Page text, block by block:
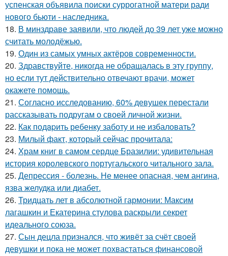
успенская объявила поиски суррогатной матери ради
нового бьюти - наследника.
18. В минздраве заявили, что людей до 39 лет уже можно
считать молодёжью.
19. Один из самых умных актёров современности.
20. Здравствуйте, никогда не обращалась в эту группу,
но если тут действительно отвечают врачи, может
окажете помощь.
21. Согласно исследованию, 60% девушек перестали
рассказывать подругам о своей личной жизни.
22. Как подapить ребенку заботу и не избаловать?
23. Милый факт, который сейчас прочитала:
24. Храм книг в самом сердце Бразилии: удивительная
история королевского португальского читального зала.
25. Депрессия - болезнь. Не менее опасная, чем ангина,
язва желудка или диабет.
26. Тридцать лет в абсолютной гармонии: Максим
лагашкин и Екатерина стулова раскрыли секрет
идеального союза.
27. Сын децла признался, что живёт за счёт своей
девушки и пока не может похвастаться финансовой